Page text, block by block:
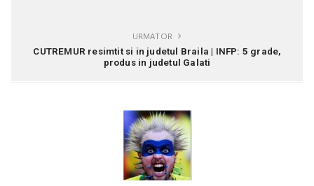
URMATOR
CUTREMUR resimtit si in judetul Braila | INFP: 5 grade,
produs in judetul Galati